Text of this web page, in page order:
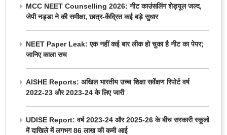
MCC NEET Counselling 2026: नीट काउंसलिंग शेड्यूल जल्द,
जेपी नड्डा ने की समीक्षा, छात्र-केंद्रित कई बड़े सुधार
NEET Paper Leak: एक नहीं कई बार लीक हो चुका है नीट का पेपर;
जानिए काला सच
AISHE Reports: अखिल भारतीय उच्च शिक्षा सर्वेक्षण रिपोर्ट वर्ष
2022-23 और 2023-24 के लिए जारी
UDISE Report: वर्ष 2023-24 और 2025-26 के बीच सरकारी स्कूलों
में दाखिले में लगभग 86 लाख की कमी आई